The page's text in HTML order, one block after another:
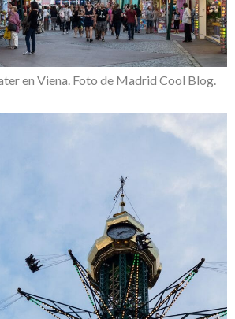
en Viena. Foto de Madrid Cool Blog.